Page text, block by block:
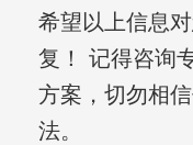
希望以上信息
复！ 记得咨询
方案，切勿相
法。